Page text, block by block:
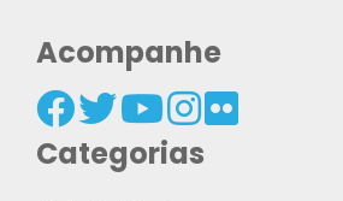
Acompanhe
Categorias